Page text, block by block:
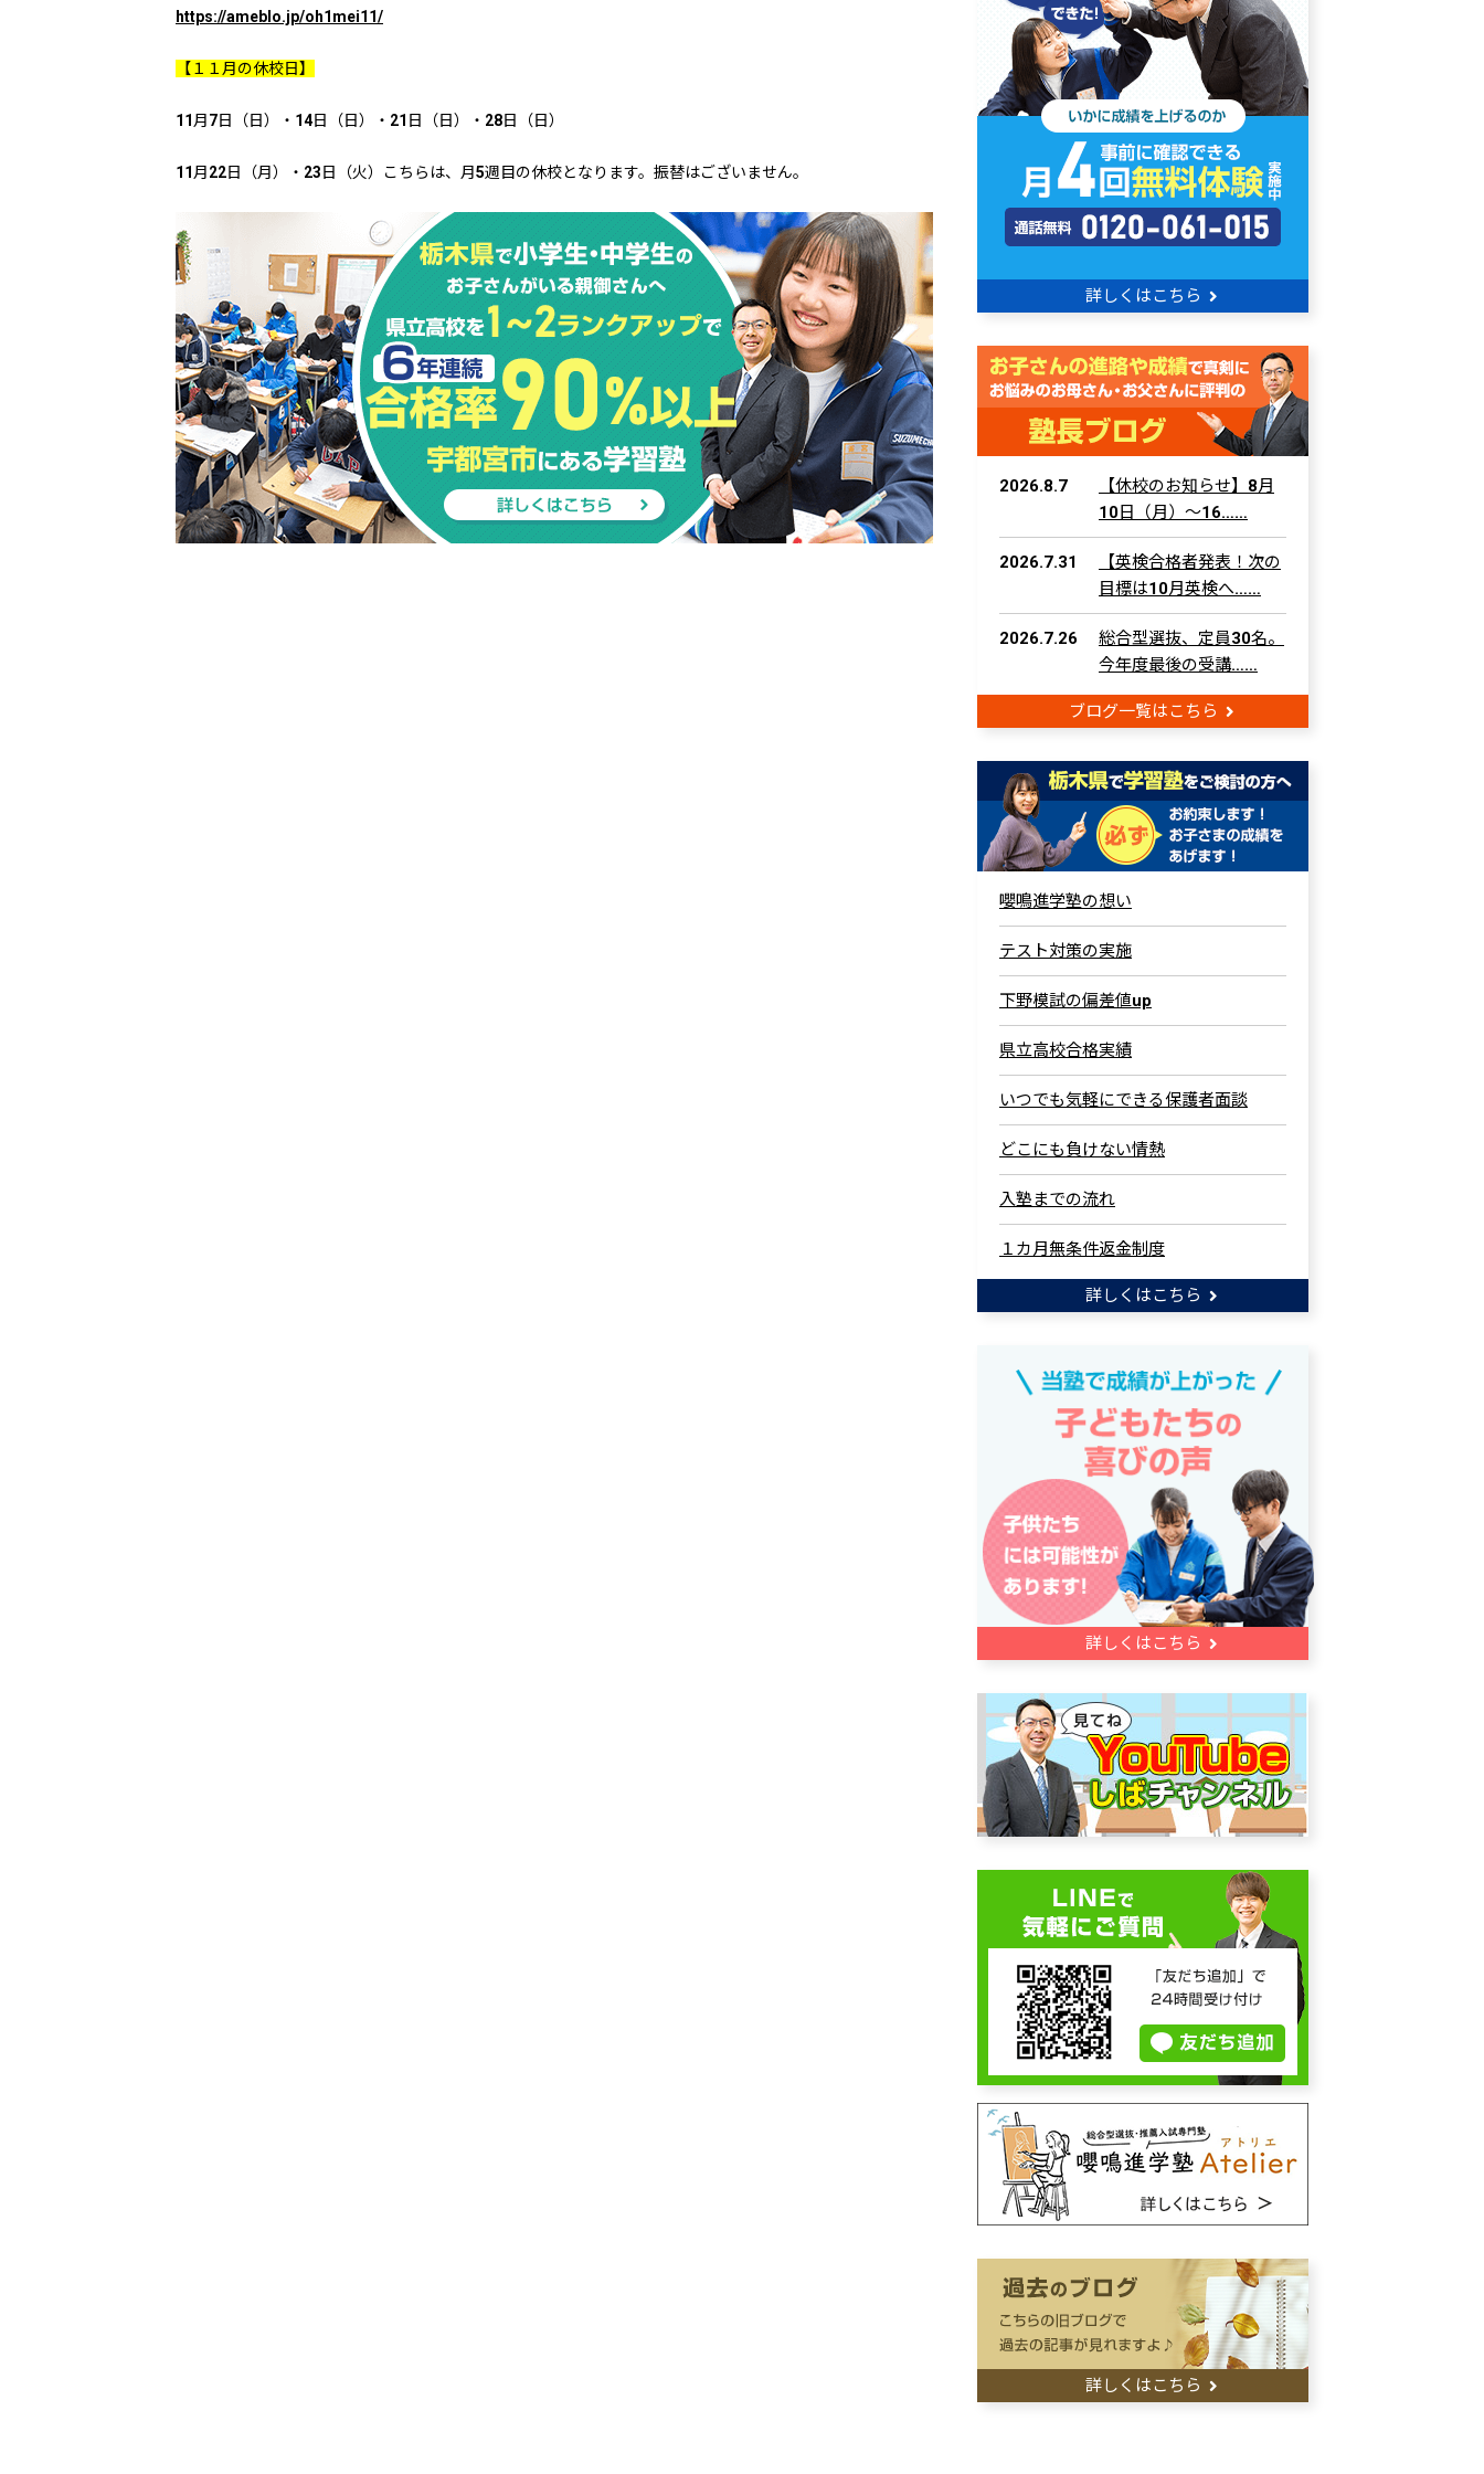
https://ameblo.jp/oh1mei11/
【１１月の休校日】
11月7日（日）・14日（日）・21日（日）・28日（日）
11月22日（月）・23日（火）こちらは、月5週目の休校となります。振替はございません。
詳しくはこちら
2026.8.7
【休校のお知らせ】8月
10日（月）～16……
2026.7.31
【英検合格者発表！次の
目標は10月英検へ……
2026.7.26
総合型選抜、定員30名。
今年度最後の受講……
ブログ一覧はこちら
嚶鳴進学塾の想い
テスト対策の実施
下野模試の偏差値up
県立高校合格実績
いつでも気軽にできる保護者面談
どこにも負けない情熱
入塾までの流れ
１カ月無条件返金制度
詳しくはこちら
詳しくはこちら
詳しくはこちら